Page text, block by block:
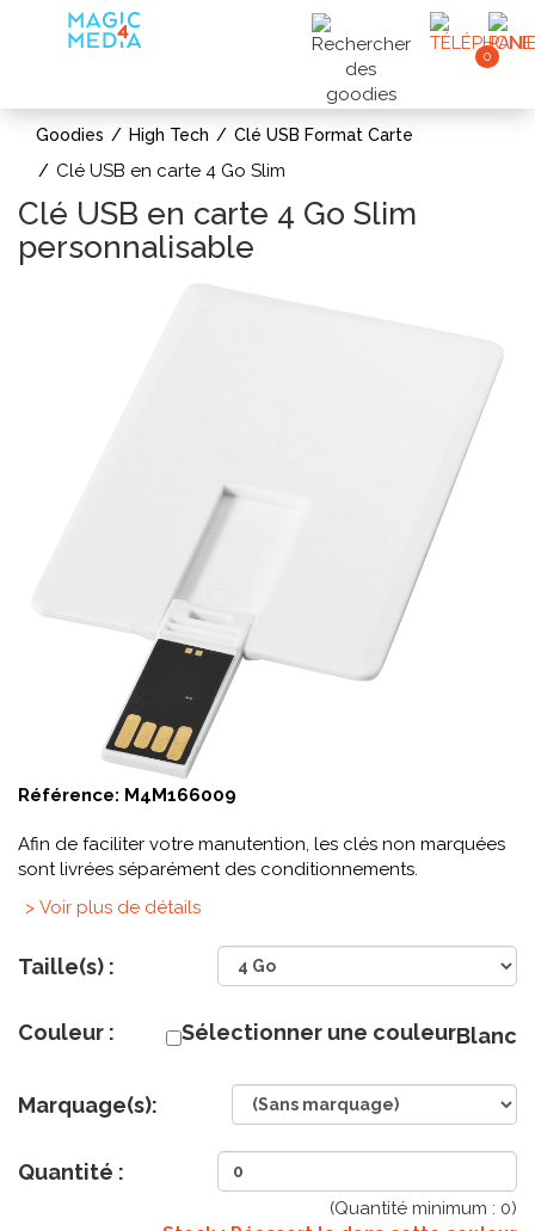
0
Goodies High Tech Clé USB Format Carte
Clé USB en carte 4 Go Slim
Clé USB en carte 4 Go Slim
personnalisable
Référence: M4M166009
Afin de faciliter votre manutention, les clés non marquées
sont livrées séparément des conditionnements.
> Voir plus de détails
Taille(s) :
Couleur : Sélectionner une couleurBlanc
Marquage(s):
Quantité :
(Quantité minimum : 0)